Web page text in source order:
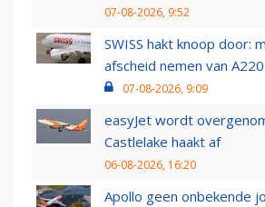
07-08-2026, 9:52
SWISS hakt knoop door:
afscheid nemen van
07-08-2026, 9:09
easyJet wordt
Castlelake haakt af
06-08-2026, 16:20
Apollo geen onbekende